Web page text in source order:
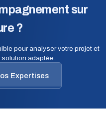
sur
?
pour analyser votre projet et
adaptée.
Expertises